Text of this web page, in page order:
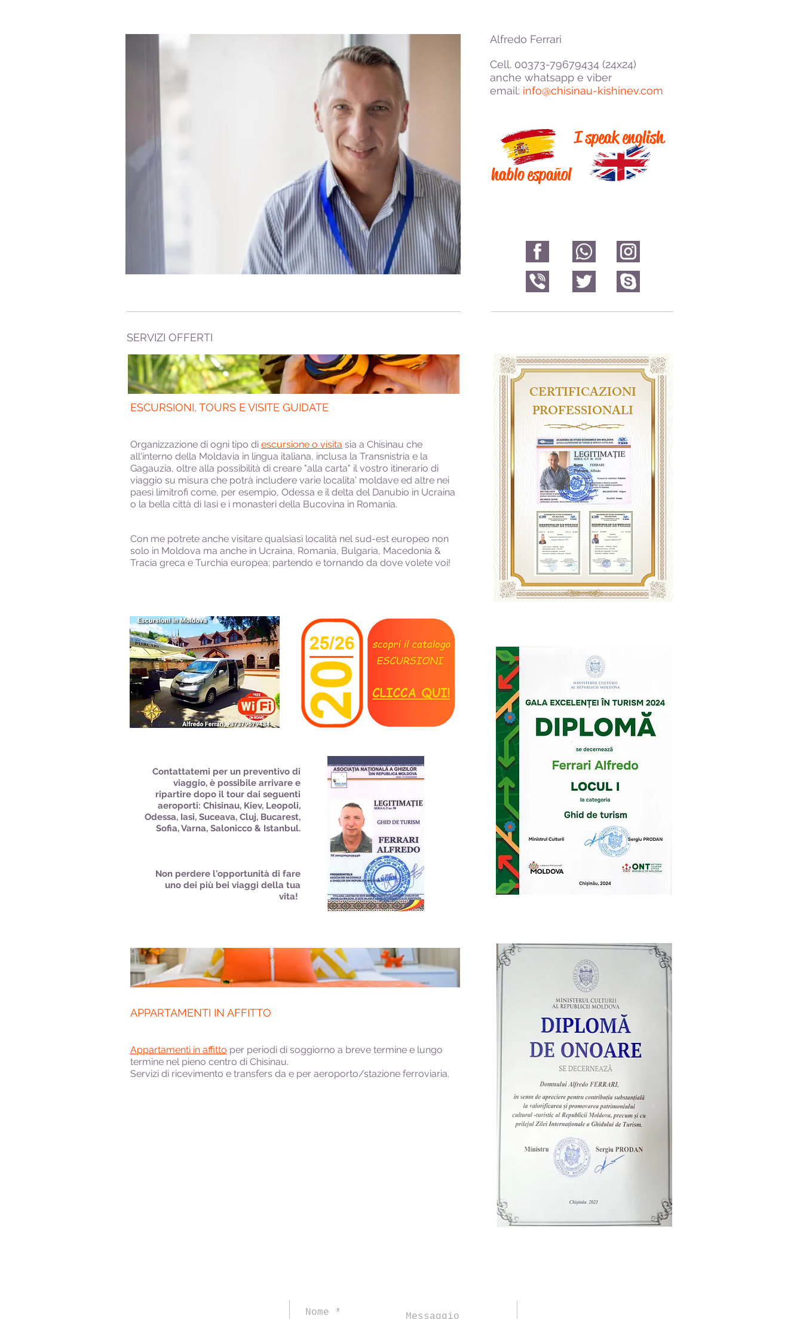
Alfredo Ferrari
Cell. 00373-79679434 (24x24)
anche whatsapp e viber
email: info@chisinau-kishinev.com
hablo español
I speak english
SERVIZI OFFERTI
ESCURSIONI, TOURS E VISITE GUIDATE
Organizzazione di ogni tipo di escursione o visita sia a Chisinau che
all'interno della Moldavia in lingua italiana, inclusa la Transnistria e la
Gagauzia, oltre alla possibilità di creare "alla carta" il vostro itinerario di
viaggio su misura che potrà includere varie localita' moldave ed altre nei
paesi limitrofi come, per esempio, Odessa e il delta del Danubio in Ucraina
o la bella città di Iasi e i monasteri della Bucovina in Romania.
Con me potrete anche visitare qualsiasi località nel sud-est europeo non
solo in Moldova ma anche in Ucraina, Romania, Bulgaria, Macedonia &
Tracia greca e Turchia europea; partendo e tornando da dove volete voi!
Contattatemi per un preventivo di
viaggio, è possibile arrivare e
ripartire dopo il tour dai seguenti
aeroporti: Chisinau, Kiev, Leopoli,
Odessa, Iasi, Suceava, Cluj, Bucarest,
Sofia, Varna, Salonicco & Istanbul.
Non perdere l'opportunità di fare
uno dei più bei viaggi della tua
vita!
APPARTAMENTI IN AFFITTO
Appartamenti in affitto per periodi di soggiorno a breve termine e lungo
termine nel pieno centro di Chisinau.
Servizi di ricevimento e transfers da e per aeroporto/stazione ferroviaria.
CERTIFICAZIONI
PROFESSIONALI